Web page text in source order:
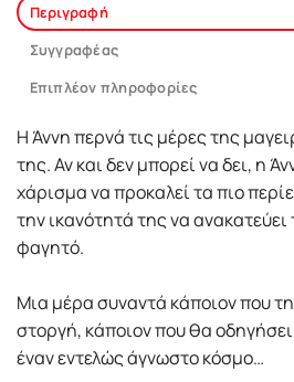
Περιγραφή
Συγγραφέας
Επιπλέον πληροφορίες
Η Άννη περνά τις µέρες της
της. Αν και δεν µπορεί να δει, η
χάρισµα να προκαλεί τα πιο
την ικανότητά της να
φαγητό.
Μια µέρα συναντά κάποιον που
στοργή, κάποιον που θα
έναν εντελώς άγνωστο κόσµο…